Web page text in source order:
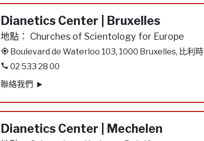
Dianetics Center | Bruxelles
地點： Churches of Scientology for Europe
Boulevard de Waterloo 103, 1000 Bruxelles, 比利時
02 533 28 00
聯絡我們
Dianetics Center | Mechelen